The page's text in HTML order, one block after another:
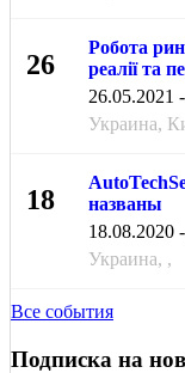
26
Робота
реалії та
26.05.2021
Украина,
18
названы
18.08.2020
Украина, ,
Все события
Подписка на